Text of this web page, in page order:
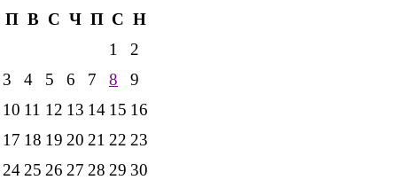
П В С Ч П С Н
1
2
3
4 5 6 7 8
9
10 11 12 13 14 15 16
17 18 19 20 21 22 23
24 25 26 27 28 29 30